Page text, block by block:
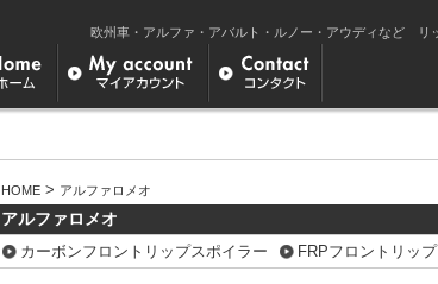
欧州車・アルファ・アバルト・ルノー・アウディなど リ
HOME > アルファロメオ
アルファロメオ
カーボンフロントリップスポイラー FRPフロントリッ